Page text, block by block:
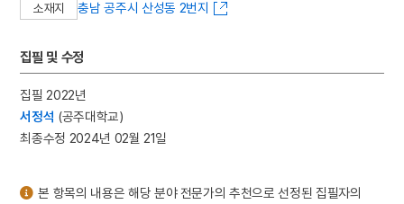
소재지 충남 공주시 산성동 2번지
집필 및 수정
집필 2022년
서정석 (공주대학교)
최종수정 2024년 02월 21일
본 항목의 내용은 해당 분야 전문가의 추천으로 선정된 집필자의